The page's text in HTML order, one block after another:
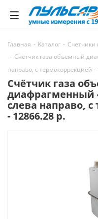
Главная - Каталог - Счетчики
- Счётчик газа объемный
направо, с термокоррекцией -
Счётчик газа
диафрагменный
слева направо,
- 12866.28 р.